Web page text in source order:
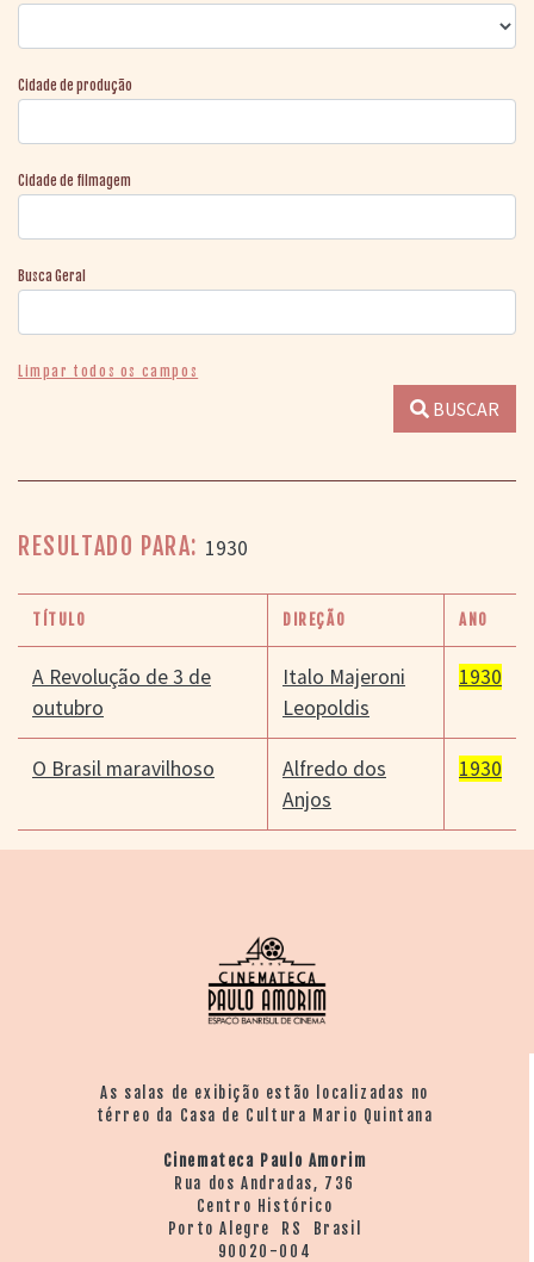
Cidade de produção
Cidade de filmagem
Busca Geral
Limpar todos os campos
BUSCAR
RESULTADO PARA: 1930
TÍTULO DIREÇÃO ANO
A Revolução de 3 de
outubro
Italo Majeroni
Leopoldis
1930
O Brasil maravilhoso
Alfredo dos
Anjos
1930
As salas de exibição estão localizadas no
térreo da Casa de Cultura Mario Quintana
Cinemateca Paulo Amorim
Rua dos Andradas, 736
Centro Histórico
Porto Alegre RS Brasil
90020-004